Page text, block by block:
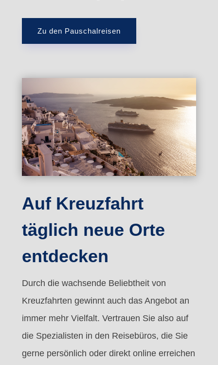
Zu den Pauschalreisen
Auf Kreuzfahrt
täglich neue Orte
entdecken
Durch die wachsende Beliebtheit von
Kreuzfahrten gewinnt auch das Angebot an
immer mehr Vielfalt. Vertrauen Sie also auf
die Spezialisten in den Reisebüros, die Sie
gerne persönlich oder direkt online erreichen